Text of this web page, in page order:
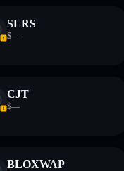
SLRS
$—
CJT
$—
BLOXWAP